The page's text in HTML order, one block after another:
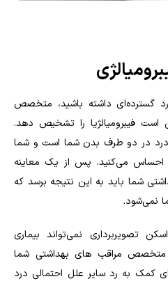
بیشتر درد گسترده‌ای داشته باشید، متخصص
فیبرومیالژیا را تشخیص دهد.
در دو طرف بدن شما است و شما
احساس می‌کنید. پس از یک معاینه
شما باید به این نتیجه برسد که
نمی‌شود.
تصویربرداری نمی‌تواند بیماری
متخصص مراقب‌ های بهداشتی شما
کمک به رد سایر علل احتمالی درد